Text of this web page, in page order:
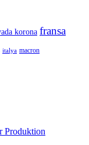
korona fransa
italya macron
Produktion